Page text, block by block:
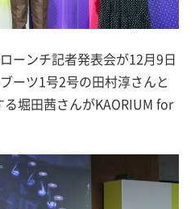
ーンチ記者発表会が12月9日
ーツ1号2号の田村淳さんと
堀田茜さんがKAORIUM for